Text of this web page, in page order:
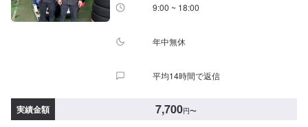
9:00 ~ 18:00
年中無休
平均14時間で返信
実績金額 7,700円〜